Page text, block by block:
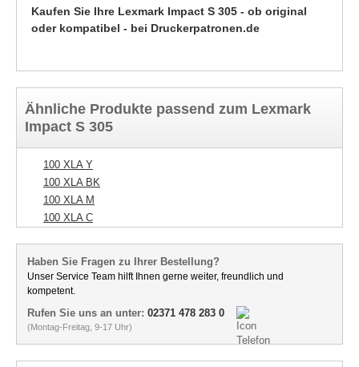
Kaufen Sie Ihre Lexmark Impact S 305 - ob original
oder kompatibel - bei Druckerpatronen.de
Ähnliche Produkte passend zum Lexmark
Impact S 305
100 XLA Y
100 XLA BK
100 XLA M
100 XLA C
Haben Sie Fragen zu Ihrer Bestellung?
Unser Service Team hilft Ihnen gerne weiter, freundlich und
kompetent.
Rufen Sie uns an unter: 02371 478 283 0
(Montag-Freitag, 9-17 Uhr)